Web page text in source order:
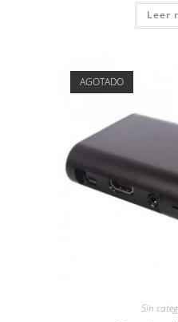
Leer
AGOTADO
Sin